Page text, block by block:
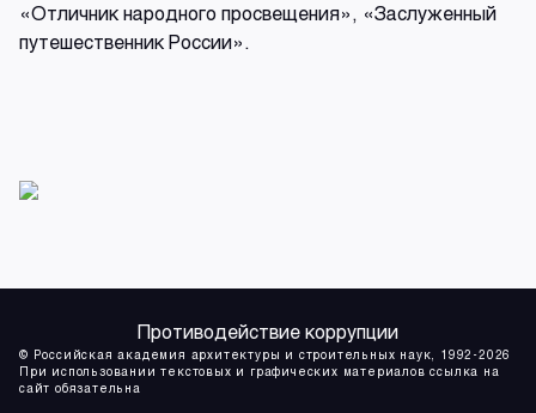
«Отличник народного просвещения», «Заслуженный
путешественник России».
© Российская академия архитектуры и строительных наук, 1992-2026
При использовании текстовых и графических материалов ссылка на
сайт обязательна
Противодействие коррупции